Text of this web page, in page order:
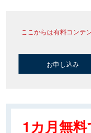
ここからは有料コンテ
お申し込み
1カ月無料